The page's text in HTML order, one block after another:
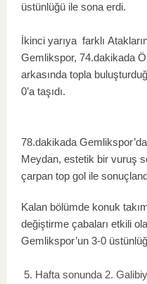
üstünlüğü ile sona erdi.
İkinci yarıya farklı
Gemlikspor, 74.dakikada
arkasında topla
0’a taşıdı.
78.dakikada
Meydan, estetik bir vuruş
çarpan top gol ile
Kalan bölümde konuk
değiştirme çabaları etkili
Gemlikspor’un 3-0
5. Hafta sonunda 2.